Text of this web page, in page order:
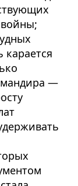
карается
—